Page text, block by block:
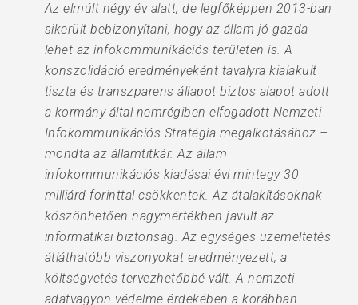
Az elmúlt négy év alatt, de legfőképpen 2013-ban
sikerült bebizonyítani, hogy az állam jó gazda
lehet az infokommunikációs területen is. A
konszolidáció eredményeként tavalyra kialakult
tiszta és transzparens állapot biztos alapot adott
a kormány által nemrégiben elfogadott Nemzeti
Infokommunikációs Stratégia megalkotásához –
mondta az államtitkár. Az állam
infokommunikációs kiadásai évi mintegy 30
milliárd forinttal csökkentek. Az átalakításoknak
köszönhetően nagymértékben javult az
informatikai biztonság. Az egységes üzemeltetés
átláthatóbb viszonyokat eredményezett, a
költségvetés tervezhetőbbé vált. A nemzeti
adatvagyon védelme érdekében a korábban